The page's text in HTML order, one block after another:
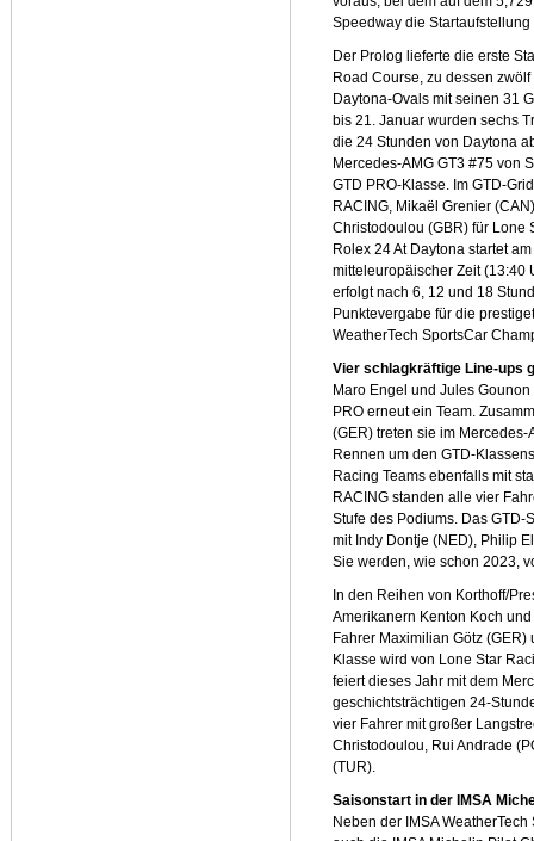
Speedway die
Der Prolog lieferte die erste
Road Course, zu dessen
Daytona-Ovals mit seinen 31
bis 21. Januar wurden sechs
die 24 Stunden von Daytona
Mercedes-AMG GT3 #75 von
GTD PRO-Klasse. Im GTD-
RACING, Mikaël Grenier
Christodoulou (GBR) für Lone
Rolex 24 At Daytona startet
mitteleuropäischer Zeit (13:40
erfolgt nach 6, 12 und 18
Punktevergabe für die
WeatherTech SportsCar
Vier schlagkräftige Line-ups
Maro Engel und Jules
PRO erneut ein Team.
(GER) treten sie im
Rennen um den GTD-
Racing Teams ebenfalls mit
RACING standen alle vier
Stufe des Podiums. Das GTD-
mit Indy Dontje (NED), Philip
Sie werden, wie schon 2023,
In den Reihen von Korthoff/
Amerikanern Kenton Koch
Fahrer Maximilian Götz
Klasse wird von Lone Star
feiert dieses Jahr mit dem
geschichtsträchtigen 24-
vier Fahrer mit großer
Christodoulou, Rui Andrade
(TUR).
Saisonstart in der IMSA
Neben der IMSA